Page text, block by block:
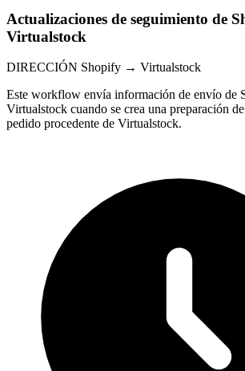
Actualizaciones de seguimiento de
Virtualstock
DIRECCIÓN Shopify → Virtualstock
Este workflow envía información de envío de
Virtualstock cuando se crea una preparación
pedido procedente de Virtualstock.